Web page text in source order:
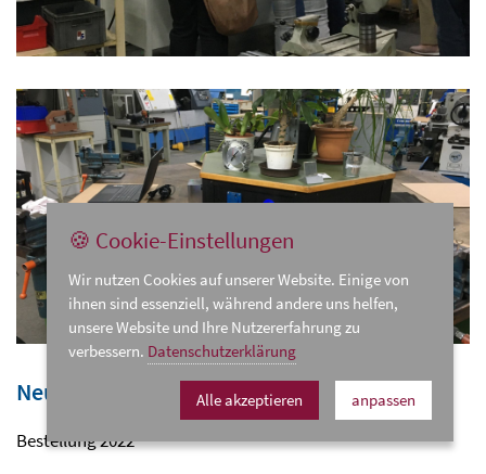
Neueste technische Anschaffung
Bestellung 2022
🍪 Cookie-Einstellungen
Wir nutzen Cookies auf unserer Website. Einige von
ihnen sind essenziell, während andere uns helfen,
unsere Website und Ihre Nutzererfahrung zu
verbessern. Datenschutzerklärung
Alle akzeptieren anpassen